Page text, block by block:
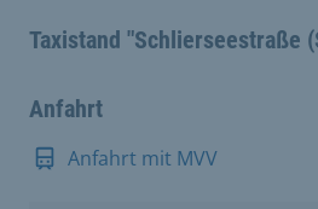
Taxistand "Schlierseestraße
Anfahrt
Anfahrt mit MVV